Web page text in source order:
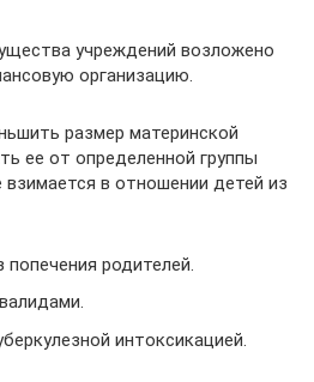
учреждений возложено
организацию.
размер материнской
ее от определенной группы
взимается в отношении детей из
родителей.
интоксикацией.